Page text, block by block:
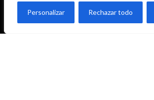
Personalizar Rechazar todo